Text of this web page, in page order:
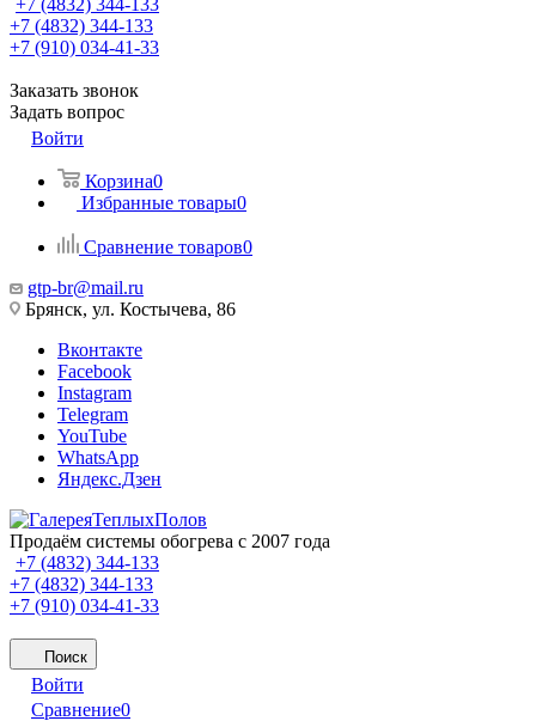
+7 (4832) 344-133
+7 (4832) 344-133
+7 (910) 034-41-33
Заказать звонок
Задать вопрос
Войти
Корзина0
Избранные товары0
Сравнение товаров0
gtp-br@mail.ru
Брянск, ул. Костычева, 86
Вконтакте
Facebook
Instagram
Telegram
YouTube
WhatsApp
Яндекс.Дзен
Продаём системы обогрева с 2007 года
+7 (4832) 344-133
+7 (4832) 344-133
+7 (910) 034-41-33
Поиск
Войти
Сравнение0